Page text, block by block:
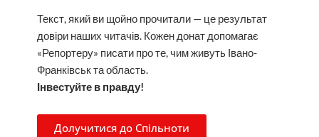
Текст, який ви щойно прочитали — це результат
довіри наших читачів. Кожен донат допомагає
«Репортеру» писати про те, чим живуть Івано-
Франківськ та область.
Інвестуйте в правду!
Долучитися до Спільноти